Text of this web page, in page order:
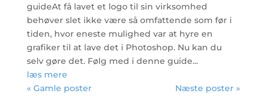
guideAt få lavet et logo til sin virksomhed
behøver slet ikke være så omfattende som før i
tiden, hvor eneste mulighed var at hyre en
grafiker til at lave det i Photoshop. Nu kan du
selv gøre det. Følg med i denne guide...
læs mere
« Gamle poster
Næste poster »